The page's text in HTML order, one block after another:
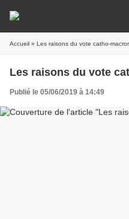
Accueil » Les raisons du vote catho-
Les raisons du vote
Publié le 05/06/2019 à 14:49